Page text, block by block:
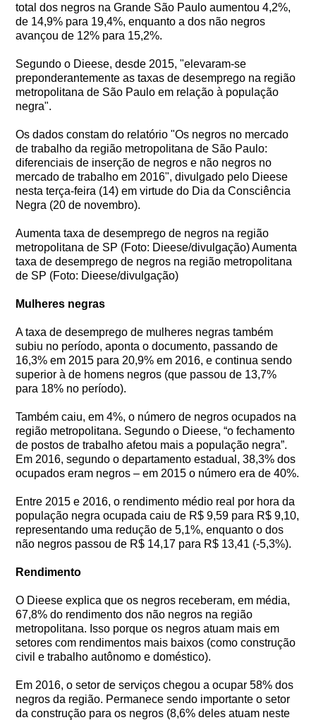
total dos negros na Grande São Paulo aumentou 4,2%,
de 14,9% para 19,4%, enquanto a dos não negros
avançou de 12% para 15,2%.
Segundo o Dieese, desde 2015, "elevaram-se
preponderantemente as taxas de desemprego na região
metropolitana de São Paulo em relação à população
negra".
Os dados constam do relatório "Os negros no mercado
de trabalho da região metropolitana de São Paulo:
diferenciais de inserção de negros e não negros no
mercado de trabalho em 2016", divulgado pelo Dieese
nesta terça-feira (14) em virtude do Dia da Consciência
Negra (20 de novembro).
Aumenta taxa de desemprego de negros na região
metropolitana de SP (Foto: Dieese/divulgação) Aumenta
taxa de desemprego de negros na região metropolitana
de SP (Foto: Dieese/divulgação)
Mulheres negras
A taxa de desemprego de mulheres negras também
subiu no período, aponta o documento, passando de
16,3% em 2015 para 20,9% em 2016, e continua sendo
superior à de homens negros (que passou de 13,7%
para 18% no período).
Também caiu, em 4%, o número de negros ocupados na
região metropolitana. Segundo o Dieese, “o fechamento
de postos de trabalho afetou mais a população negra”.
Em 2016, segundo o departamento estadual, 38,3% dos
ocupados eram negros – em 2015 o número era de 40%.
Entre 2015 e 2016, o rendimento médio real por hora da
população negra ocupada caiu de R$ 9,59 para R$ 9,10,
representando uma redução de 5,1%, enquanto o dos
não negros passou de R$ 14,17 para R$ 13,41 (-5,3%).
Rendimento
O Dieese explica que os negros receberam, em média,
67,8% do rendimento dos não negros na região
metropolitana. Isso porque os negros atuam mais em
setores com rendimentos mais baixos (como construção
civil e trabalho autônomo e doméstico).
Em 2016, o setor de serviços chegou a ocupar 58% dos
negros da região. Permanece sendo importante o setor
da construção para os negros (8,6% deles atuam neste